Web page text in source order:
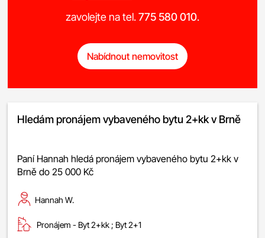
zavolejte na tel.775 580 010.
Nabídnout nemovitost
Hledám pronájem vybaveného bytu 2+kk v Brně
Paní Hannah hledá pronájem vybaveného bytu 2+kk v
Brně do 25 000 Kč
Hannah W.
Pronájem - byt 2+kk ; byt 2+1